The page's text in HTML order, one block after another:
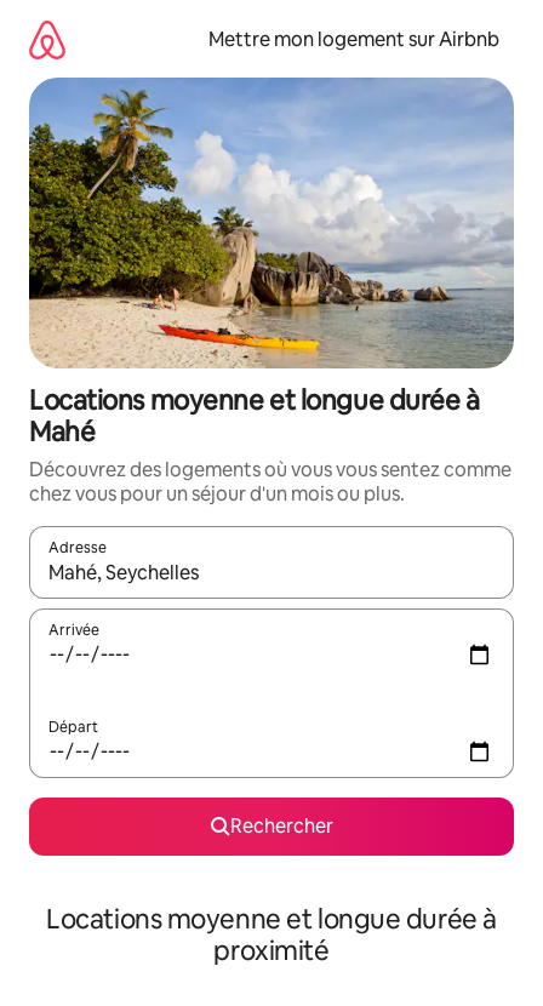
directement
contenu
Mettre mon logement sur Airbnb
Locations moyenne et longue durée à
Mahé
Découvrez des logements où vous vous sentez comme
chez vous pour un séjour d'un mois ou plus.
Adresse
Lorsque les résultats s'affichent, utilisez les flèches vers le
Arrivée
Départ
Rechercher
Locations moyenne et longue durée à
proximité